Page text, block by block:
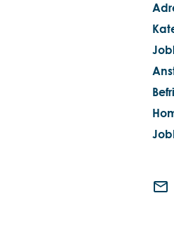
mail_outline